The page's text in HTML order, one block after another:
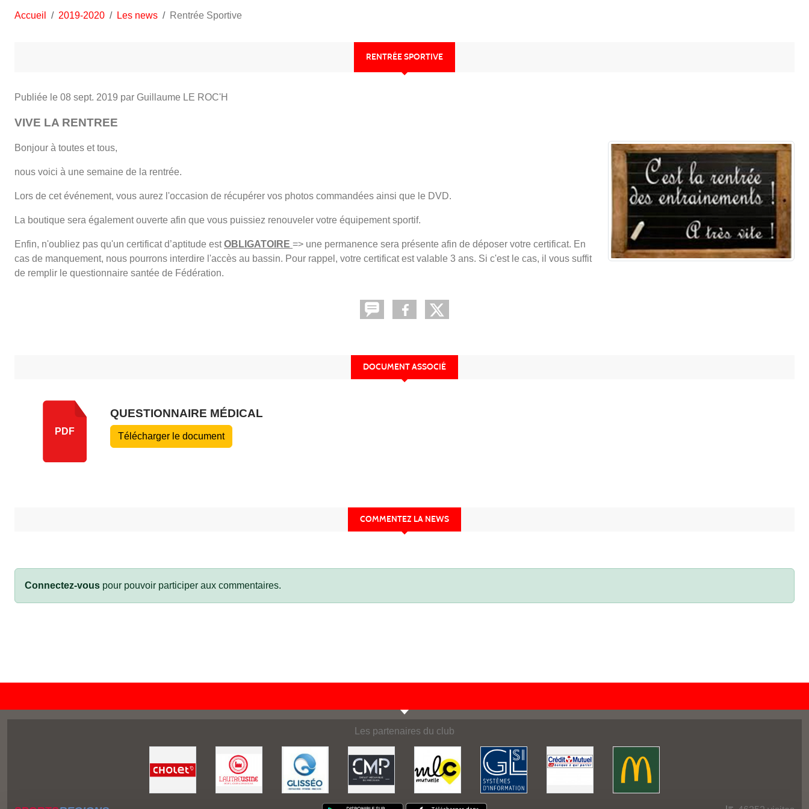
Accueil 2019-2020 Les news Rentrée Sportive
RENTRÉE SPORTIVE
Publiée le 08 sept. 2019 par Guillaume LE ROC'H
VIVE LA RENTREE
Bonjour à toutes et tous,
nous voici à une semaine de la rentrée.
Lors de cet événement, vous aurez l'occasion de récupérer vos photos commandées ainsi que le DVD.
La boutique sera également ouverte afin que vous puissiez renouveler votre équipement sportif.
Enfin, n'oubliez pas qu'un certificat d’aptitude estOBLIGATOIRE => une permanence sera présente afin de déposer votre certificat. En
cas de manquement, nous pourrons interdire l'accès au bassin. Pour rappel, votre certificat est valable 3 ans. Si c'est le cas, il vous suffit
de remplir le questionnaire santée de Fédération.
DOCUMENT ASSOCIÉ
PDF
QUESTIONNAIRE MÉDICAL
Télécharger le document
COMMENTEZ LA NEWS
Connectez-vous pour pouvoir participer aux commentaires.
Les partenaires du club